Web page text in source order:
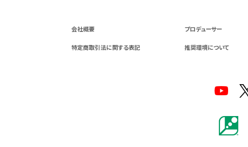
会社概要 プロデューサー
特定商取引法に関する表記 推奨環境について